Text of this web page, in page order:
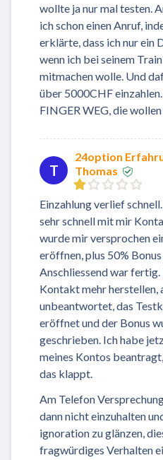
wollte ja nur mal testen.
ich schon einen Anruf,
erklärte, dass ich nur ein
wenn ich bei seinem
mitmachen wolle. Und
über 5000CHF
FINGER WEG, die
T
24option
Thomas
Einzahlung verlief
sehr schnell mit mir
wurde mir versprochen
eröffnen, plus 50%
Anschliessend war
Kontakt mehr herstellen,
unbeantwortet, das
eröffnet und der Bonus
geschrieben. Ich habe
meines Kontos
das klappt.
Am Telefon
dann nicht einzuhalten
ignoration zu glänzen,
fragwürdiges Verhalten